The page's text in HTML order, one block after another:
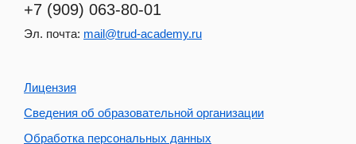
+7 (909) 063-80-01
Эл. почта: mail@trud-academy.ru
Меню
в
подвале
Лицензия
Сведения об образовательной организации
Обработка персональных данных